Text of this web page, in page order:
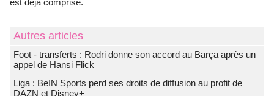
est déjà comprise.
Autres articles
Foot - transferts : Rodri donne son accord au Barça après un
appel de Hansi Flick
Liga : BeIN Sports perd ses droits de diffusion au profit de
DAZN et Disney+